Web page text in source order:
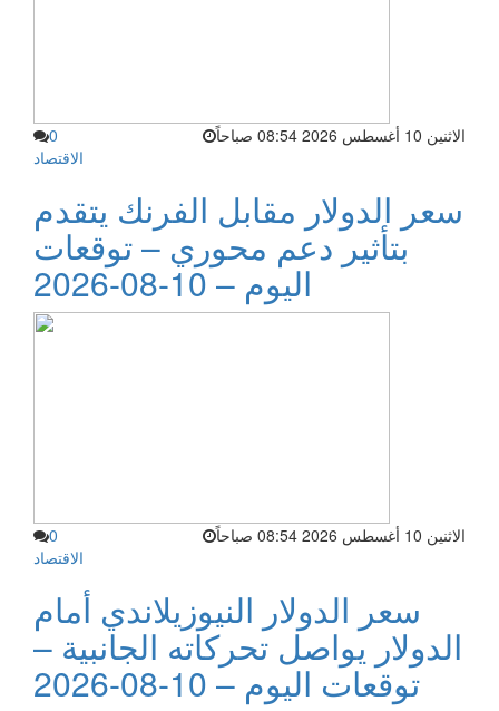
الاثنين 10 أغسطس 2026 08:54 صباحاً
0
الاقتصاد
سعر الدولار مقابل الفرنك يتقدم
بتأثير دعم محوري – توقعات
اليوم – 10-08-2026
الاثنين 10 أغسطس 2026 08:54 صباحاً
0
الاقتصاد
سعر الدولار النيوزيلاندي أمام
الدولار يواصل تحركاته الجانبية –
توقعات اليوم – 10-08-2026